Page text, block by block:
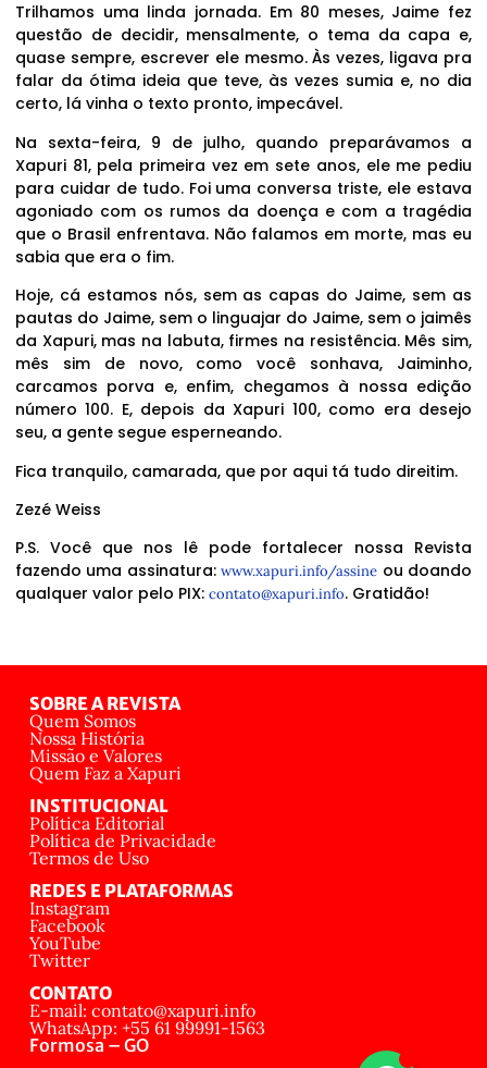
Trilhamos uma linda jornada. Em 80 meses, Jaime fez
questão de decidir, mensalmente, o tema da capa e,
quase sempre, escrever ele mesmo. Às vezes, ligava pra
falar da ótima ideia que teve, às vezes sumia e, no dia
certo, lá vinha o texto pronto, impecável.
Na sexta-feira, 9 de julho, quando preparávamos a
Xapuri 81, pela primeira vez em sete anos, ele me pediu
para cuidar de tudo. Foi uma conversa triste, ele estava
agoniado com os rumos da doença e com a tragédia
que o Brasil enfrentava. Não falamos em morte, mas eu
sabia que era o fim.
Hoje, cá estamos nós, sem as capas do Jaime, sem as
pautas do Jaime, sem o linguajar do Jaime, sem o jaimês
da Xapuri, mas na labuta, firmes na resistência. Mês sim,
mês sim de novo, como você sonhava, Jaiminho,
carcamos porva e, enfim, chegamos à nossa edição
número 100. E, depois da Xapuri 100, como era desejo
seu, a gente segue esperneando.
Fica tranquilo, camarada, que por aqui tá tudo direitim.
Zezé Weiss
P.S. Você que nos lê pode fortalecer nossa Revista
fazendo uma assinatura:www.xapuri.info/assine ou doando
qualquer valor pelo PIX: contato@xapuri.info. Gratidão!
SOBRE A REVISTA
Quem Somos
Nossa História
Missão e Valores
Quem Faz a Xapuri
INSTITUCIONAL
Política Editorial
Política de Privacidade
Termos de Uso
REDES E PLATAFORMAS
Instagram
Facebook
YouTube
Twitter
CONTATO
E-mail: contato@xapuri.info
WhatsApp: +55 61 99991-1563
Formosa – GO